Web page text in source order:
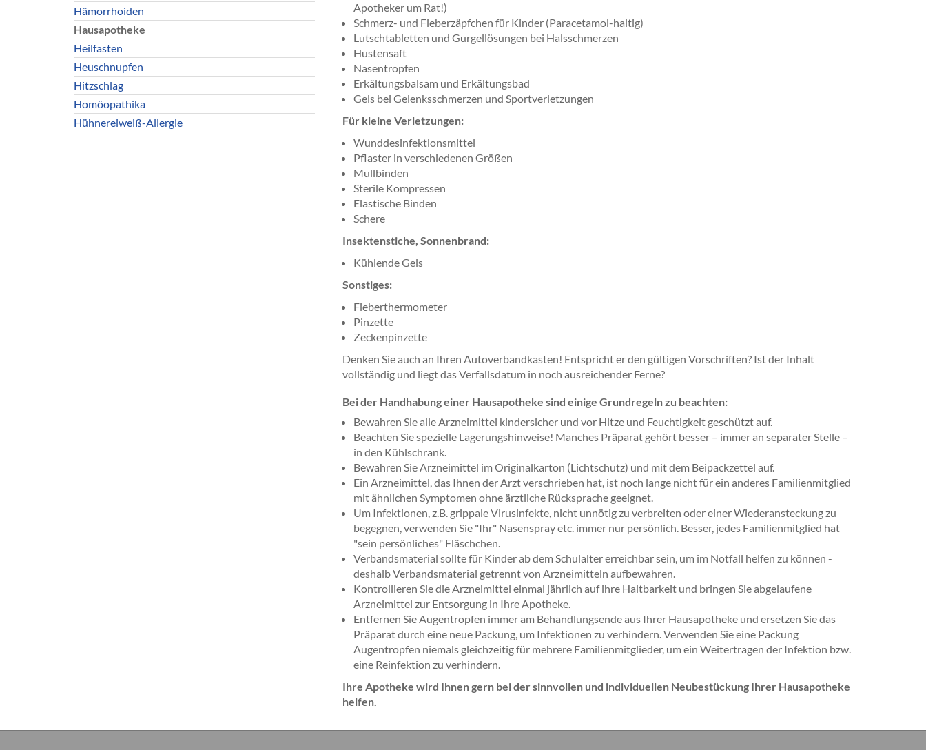
Hämorrhoiden
Hausapotheke
Heilfasten
Heuschnupfen
Hitzschlag
Homöopathika
Hühnereiweiß-Allergie
Apotheker um Rat!)
Schmerz- und Fieberzäpfchen für Kinder (Paracetamol-haltig)
Lutschtabletten und Gurgellösungen bei Halsschmerzen
Hustensaft
Nasentropfen
Erkältungsbalsam und Erkältungsbad
Gels bei Gelenksschmerzen und Sportverletzungen
Für kleine Verletzungen:
Wunddesinfektionsmittel
Pflaster in verschiedenen Größen
Mullbinden
Sterile Kompressen
Elastische Binden
Schere
Insektenstiche, Sonnenbrand:
Kühlende Gels
Sonstiges:
Fieberthermometer
Pinzette
Zeckenpinzette
Denken Sie auch an Ihren Autoverbandkasten! Entspricht er den gültigen Vorschriften? Ist der Inhalt
vollständig und liegt das Verfallsdatum in noch ausreichender Ferne?
Bei der Handhabung einer Hausapotheke sind einige Grundregeln zu beachten:
Bewahren Sie alle Arzneimittel kindersicher und vor Hitze und Feuchtigkeit geschützt auf.
Beachten Sie spezielle Lagerungshinweise! Manches Präparat gehört besser – immer an separater Stelle –
in den Kühlschrank.
Bewahren Sie Arzneimittel im Originalkarton (Lichtschutz) und mit dem Beipackzettel auf.
Ein Arzneimittel, das Ihnen der Arzt verschrieben hat, ist noch lange nicht für ein anderes Familienmitglied
mit ähnlichen Symptomen ohne ärztliche Rücksprache geeignet.
Um Infektionen, z.B. grippale Virusinfekte, nicht unnötig zu verbreiten oder einer Wiederansteckung zu
begegnen, verwenden Sie "Ihr" Nasenspray etc. immer nur persönlich. Besser, jedes Familienmitglied hat
"sein persönliches" Fläschchen.
Verbandsmaterial sollte für Kinder ab dem Schulalter erreichbar sein, um im Notfall helfen zu können -
deshalb Verbandsmaterial getrennt von Arzneimitteln aufbewahren.
Kontrollieren Sie die Arzneimittel einmal jährlich auf ihre Haltbarkeit und bringen Sie abgelaufene
Arzneimittel zur Entsorgung in Ihre Apotheke.
Entfernen Sie Augentropfen immer am Behandlungsende aus Ihrer Hausapotheke und ersetzen Sie das
Präparat durch eine neue Packung, um Infektionen zu verhindern. Verwenden Sie eine Packung
Augentropfen niemals gleichzeitig für mehrere Familienmitglieder, um ein Weitertragen der Infektion bzw.
eine Reinfektion zu verhindern.
Ihre Apotheke wird Ihnen gern bei der sinnvollen und individuellen Neubestückung Ihrer Hausapotheke
helfen.